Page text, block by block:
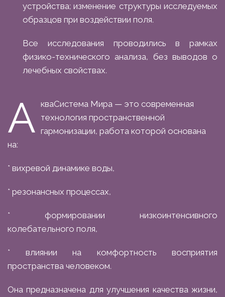
устройства; изменение структуры исследуемых
образцов при воздействии поля.
Все исследования проводились в рамках
физико-технического анализа, без выводов о
лечебных свойствах.
А кваСистема Мира — это современная
технология пространственной
гармонизации, работа которой основана
на:
* вихревой динамике воды,
* резонансных процессах,
* формировании низкоинтенсивного
колебательного поля,
* влиянии на комфортность восприятия
пространства человеком.
Она предназначена для улучшения качества жизни,